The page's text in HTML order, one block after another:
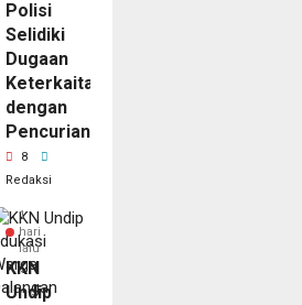
Polisi
Selidiki
Dugaan
Keterkaitan
dengan
Pencurian
8
Redaksi
1
hari
lalu
KKN
Undip